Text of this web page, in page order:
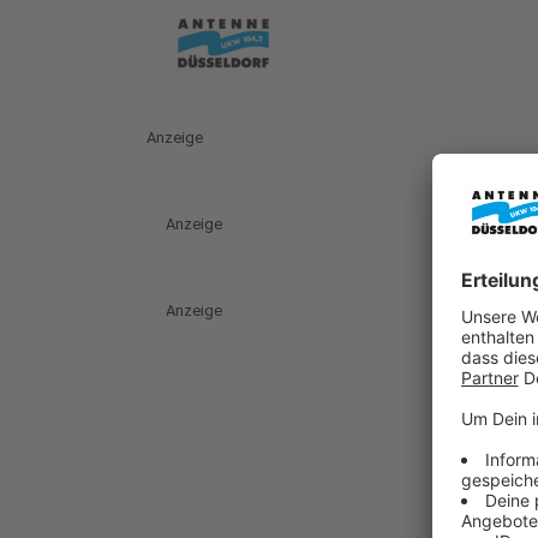
Anzeige
Anzeige
Anzeige